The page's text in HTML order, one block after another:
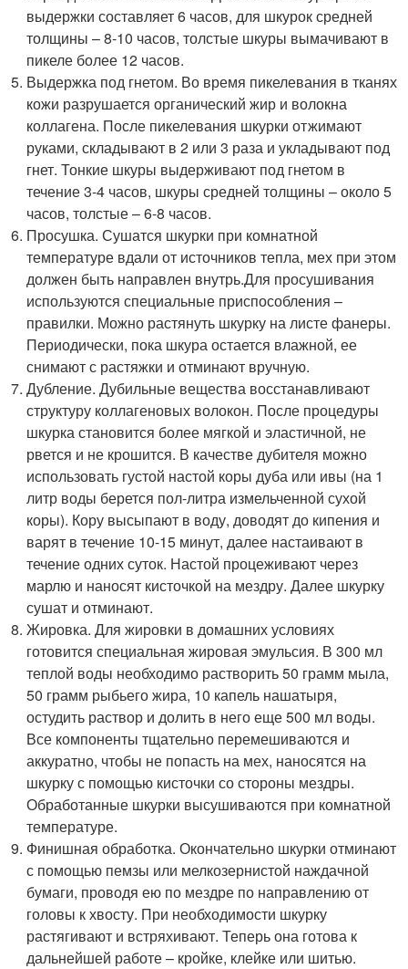
выдержки составляет 6 часов, для шкурок средней
толщины – 8-10 часов, толстые шкуры вымачивают в
пикеле более 12 часов.
Выдержка под гнетом. Во время пикелевания в тканях
кожи разрушается органический жир и волокна
коллагена. После пикелевания шкурки отжимают
руками, складывают в 2 или 3 раза и укладывают под
гнет. Тонкие шкуры выдерживают под гнетом в
течение 3-4 часов, шкуры средней толщины – около 5
часов, толстые – 6-8 часов.
Просушка. Сушатся шкурки при комнатной
температуре вдали от источников тепла, мех при этом
должен быть направлен внутрь.Для просушивания
используются специальные приспособления –
правилки. Можно растянуть шкурку на листе фанеры.
Периодически, пока шкура остается влажной, ее
снимают с растяжки и отминают вручную.
Дубление. Дубильные вещества восстанавливают
структуру коллагеновых волокон. После процедуры
шкурка становится более мягкой и эластичной, не
рвется и не крошится. В качестве дубителя можно
использовать густой настой коры дуба или ивы (на 1
литр воды берется пол-литра измельченной сухой
коры). Кору высыпают в воду, доводят до кипения и
варят в течение 10-15 минут, далее настаивают в
течение одних суток. Настой процеживают через
марлю и наносят кисточкой на мездру. Далее шкурку
сушат и отминают.
Жировка. Для жировки в домашних условиях
готовится специальная жировая эмульсия. В 300 мл
теплой воды необходимо растворить 50 грамм мыла,
50 грамм рыбьего жира, 10 капель нашатыря,
остудить раствор и долить в него еще 500 мл воды.
Все компоненты тщательно перемешиваются и
аккуратно, чтобы не попасть на мех, наносятся на
шкурку с помощью кисточки со стороны мездры.
Обработанные шкурки высушиваются при комнатной
температуре.
Финишная обработка. Окончательно шкурки отминают
с помощью пемзы или мелкозернистой наждачной
бумаги, проводя ею по мездре по направлению от
головы к хвосту. При необходимости шкурку
растягивают и встряхивают. Теперь она готова к
дальнейшей работе – кройке, клейке или шитью.